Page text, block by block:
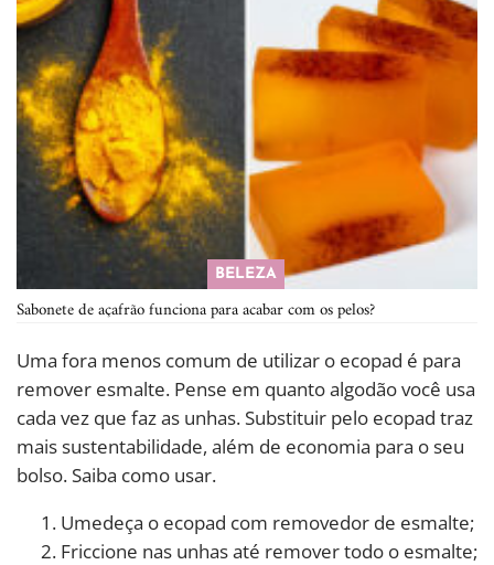
BELEZA
Sabonete de açafrão funciona para acabar com os pelos?
Uma fora menos comum de utilizar o ecopad é para
remover esmalte. Pense em quanto algodão você usa
cada vez que faz as unhas. Substituir pelo ecopad traz
mais sustentabilidade, além de economia para o seu
bolso. Saiba como usar.
Umedeça o ecopad com removedor de esmalte;
Friccione nas unhas até remover todo o esmalte;